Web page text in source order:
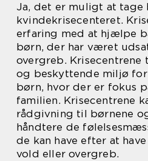
Ja, det er muligt at tage
kvindekrisecenteret.
erfaring med at hjælpe
børn, der har været
overgreb.
og beskyttende miljø
børn, hvor der er fokus
familien. Krisecentrene
rådgivning til børnene
håndtere de
de kan have efter at
vold eller overgreb.